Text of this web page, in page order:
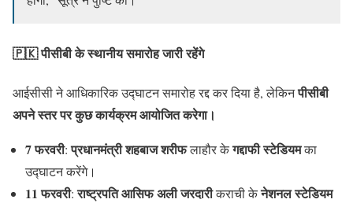
🇵🇰 पीसीबी के स्थानीय समारोह जारी रहेंगे
आईसीसी ने आधिकारिक उद्घाटन समारोह रद्द कर दिया है, लेकिनपीसीबी
अपने स्तर पर कुछ कार्यक्रम आयोजित करेगा।
7 फरवरी:प्रधानमंत्री शहबाज शरीफलाहौर केगद्दाफी स्टेडियमका
उद्घाटन करेंगे।
11 फरवरी:राष्ट्रपति आसिफ अली जरदारीकराची केनेशनल स्टेडियम